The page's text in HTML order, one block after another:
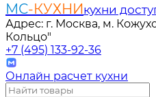
МС-КУХНИкухни
Адрес: г. Москва, м.
Кольцо"
+7 (495) 133-92-36
Онлайн расчет кухни